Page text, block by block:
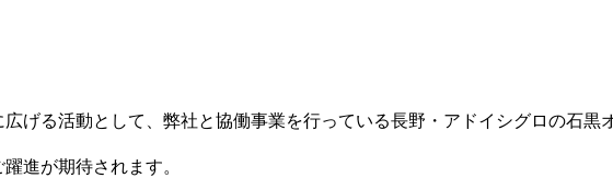
げる活動として、弊社と協働事業を行っている長野・アドイシグロの石
進が期待されます。